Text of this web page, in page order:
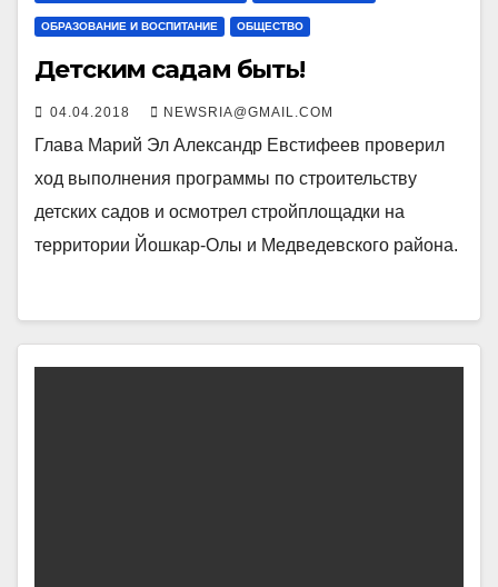
ОБРАЗОВАНИЕ И ВОСПИТАНИЕ ОБЩЕСТВО
Детским садам быть!
04.04.2018 NEWSRIA@GMAIL.COM
Глава Марий Эл Александр Евстифеев проверил
ход выполнения программы по строительству
детских садов и осмотрел стройплощадки на
территории Йошкар-Олы и Медведевского района.